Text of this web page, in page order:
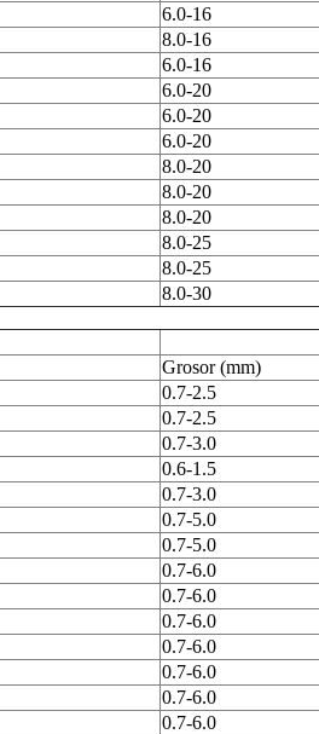
6.0-16
8.0-16
6.0-16
6.0-20
6.0-20
6.0-20
8.0-20
8.0-20
8.0-20
8.0-25
8.0-25
8.0-30
Grosor (mm)
0.7-2.5
0.7-2.5
0.7-3.0
0.6-1.5
0.7-3.0
0.7-5.0
0.7-5.0
0.7-6.0
0.7-6.0
0.7-6.0
0.7-6.0
0.7-6.0
0.7-6.0
0.7-6.0